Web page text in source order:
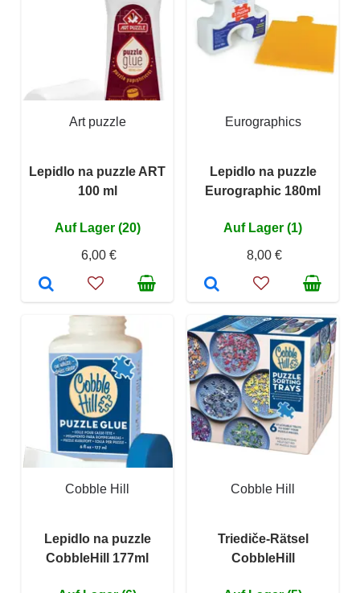
Art puzzle
Lepidlo na puzzle ART
100 ml
Auf Lager (20)
6,00 €
Eurographics
Lepidlo na puzzle
Eurographic 180ml
Auf Lager (1)
8,00 €
Cobble Hill
Lepidlo na puzzle
CobbleHill 177ml
Cobble Hill
Triediče-Rätsel
CobbleHill